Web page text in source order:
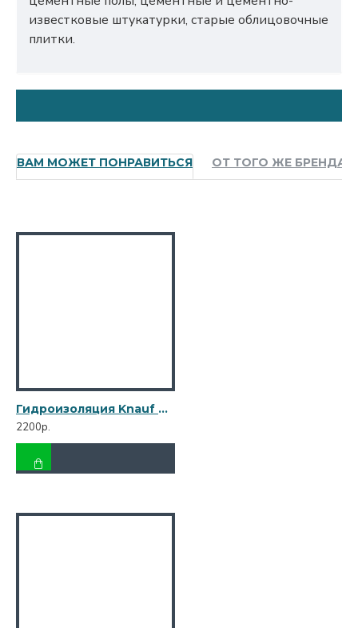
известковые штукатурки, старые облицовочные
плитки.
ВАМ МОЖЕТ ПОНРАВИТЬСЯ ОТ ТОГО ЖЕ БРЕНДА
Гидроизоляция Knauf Флэхендихт 5 кг
2200р.